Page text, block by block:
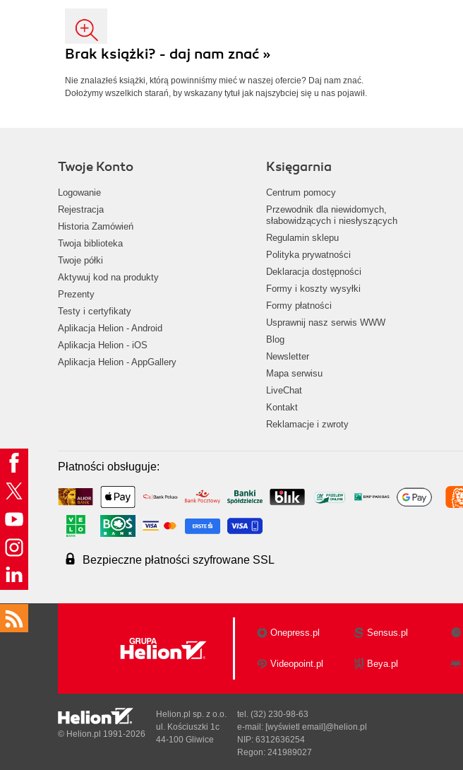
Brak książki? - daj nam znać »
Nie znalazłeś książki, którą powinniśmy mieć w naszej ofercie? Daj nam znać.
Dołożymy wszelkich starań, by wskazany tytuł jak najszybciej się u nas pojawił.
Twoje Konto
Logowanie
Rejestracja
Historia Zamówień
Twoja biblioteka
Twoje półki
Aktywuj kod na produkty
Prezenty
Testy i certyfikaty
Aplikacja Helion - Android
Aplikacja Helion - iOS
Aplikacja Helion - AppGallery
Księgarnia
Centrum pomocy
Przewodnik dla niewidomych,
słabowidzących i niesłyszących
Regulamin sklepu
Polityka prywatności
Deklaracja dostępności
Formy i koszty wysyłki
Formy płatności
Usprawnij nasz serwis WWW
Blog
Newsletter
Mapa serwisu
LiveChat
Kontakt
Reklamacje i zwroty
Płatności obsługuje:
Bezpieczne płatności szyfrowane SSL
Onepress.pl Sensus.pl
Videopoint.pl Beya.pl
© Helion.pl 1991-2026
Helion.pl sp. z o.o.
ul. Kościuszki 1c
44-100 Gliwice
tel. (32) 230-98-63
e-mail: [wyświetl email]@helion.pl
NIP: 6312636254
Regon: 241989027